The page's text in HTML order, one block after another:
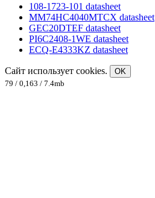
108-1723-101 datasheet
MM74HC4040MTCX datasheet
GEC20DTEF datasheet
PI6C2408-1WE datasheet
ECQ-E4333KZ datasheet
Сайт использует cookies.
OK
79 / 0,163 / 7.4mb